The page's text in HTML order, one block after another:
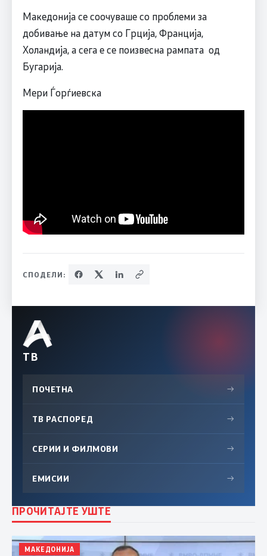
Македонија се соочуваше со проблеми за
добивање на датум со Грција, Франција,
Холандија, а сега е се поизвесна рампата од
Бугарија.
Мери Ѓорѓиевска
СПОДЕЛИ:
ТВ
ПОЧЕТНА →
ТВ РАСПОРЕД →
СЕРИИ И ФИЛМОВИ →
ЕМИСИИ →
ПРОЧИТАЈТЕ УШТЕ
МАКЕДОНИЈА